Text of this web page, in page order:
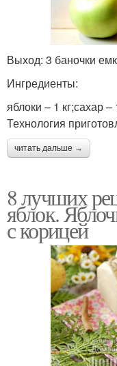
Выход: 3 баночки
Ингредиенты:
яблоки – 1 кг;сахар –
Технология
читать дальше →
8 лучших
яблок.
с корицей